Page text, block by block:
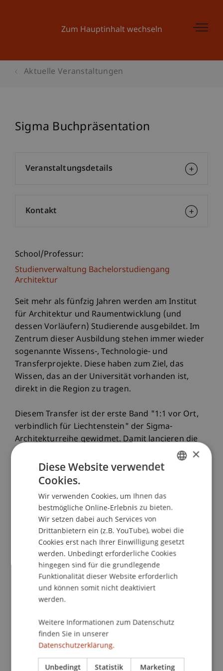
Zum Hauptinhalt wechseln
Aktuelle Veranstaltungen
Sigma Buchpräsentation
School/Professur:
Studienverwaltung Bachelorstudiengang
Architektur
Seit mehr als fünfzig Jahren werden am Institut
für Architektur und Raumentwicklung (und
dessen Vorläufern) Studierende ausgebildet. Im
Zentrum dieser Ausbildung stehen immer wieder
sogenannte Wissens-, Technologie- und
Transferprojekte. Diese haben zum Ziel, das
Wissen, das an der Universität vorhanden ist,
direkt in die Region zu tragen.
Diesem Transfer ist der erste Band "1:1 vor Ort,
verbindlich für Liechtenstein" der Sigma-
Architekturreihe gewidmet. Damit lancieren die
Architekten der Universität ein Buchprojekt, das
jährlich die Verbindung von
Architekturausbildung und Region in den Fokus
in einer Vernissage an der Universität
Liechtenstein das Buchprojekt Sigma vorgestellt.
Roman Banzer und Hansjörg Quaderer halten als
Herausgeber Rückblick über die
Transferleistungen des Institutes für Architektur
und Raumentwicklung. 65 Projekte wurden in den
letzten zehn Jahren auf die Füsse gestellt mit
Titeln wie: Älter werden in Mauren, Herrengasse
Vaduz, Schaan - Postamt der Zukunft. 14 dieser
zeigt Pläne, Modelle, Skizzen und
Beschreibungen, weitere werden kurz aufgezeigt.
Hugo Dworzack, Leiter des Institutes, schreibt in
Veranstaltungsdetails
Kontakt
×
Diese Website verwendet
Cookies.
Wir verwenden Cookies, um Ihnen das
bestmögliche Online-Erlebnis zu bieten.
Wir setzen dabei auch Services von
Drittanbietern ein (z.B. YouTube), wobei die
Cookies erst nach Ihrer Einwilligung gesetzt
werden. Unbedingt erforderliche Cookies
hingegen sind für die grundlegende
Funktionalität dieser Website erforderlich
und können somit nicht deaktiviert
werden.
Weitere Informationen zum Datenschutz
finden Sie in unserer
Datenschutzerklärung.
Unbedingt Statistik Marketing